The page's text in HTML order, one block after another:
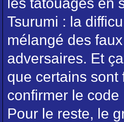
Tsurumi : la
mélangé des
adversaires. Et
que certains
confirmer le
Pour le reste, le